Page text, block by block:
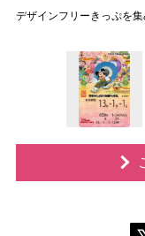
デザインフリーきっぷを